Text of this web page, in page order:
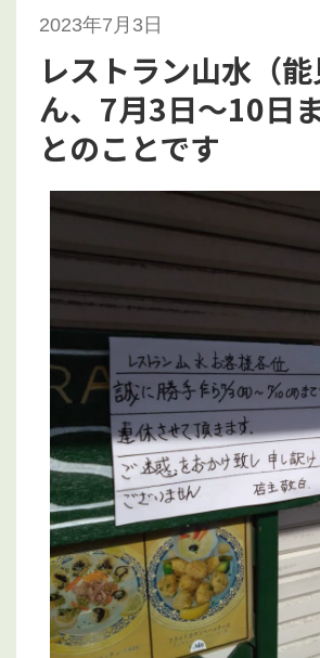
2023年7月3日
レストラン山水（
ん、7月3日～10日
とのことです